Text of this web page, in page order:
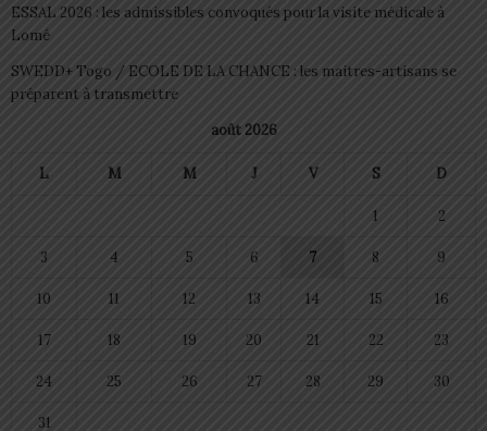
ESSAL 2026 : les admissibles convoqués pour la visite médicale à
Lomé
SWEDD+ Togo / ECOLE DE LA CHANCE : les maitres-artisans se
préparent à transmettre
août 2026
L M M J V S D
1 2
3 4 5 6 7 8 9
10 11 12 13 14 15 16
17 18 19 20 21 22 23
24 25 26 27 28 29 30
31